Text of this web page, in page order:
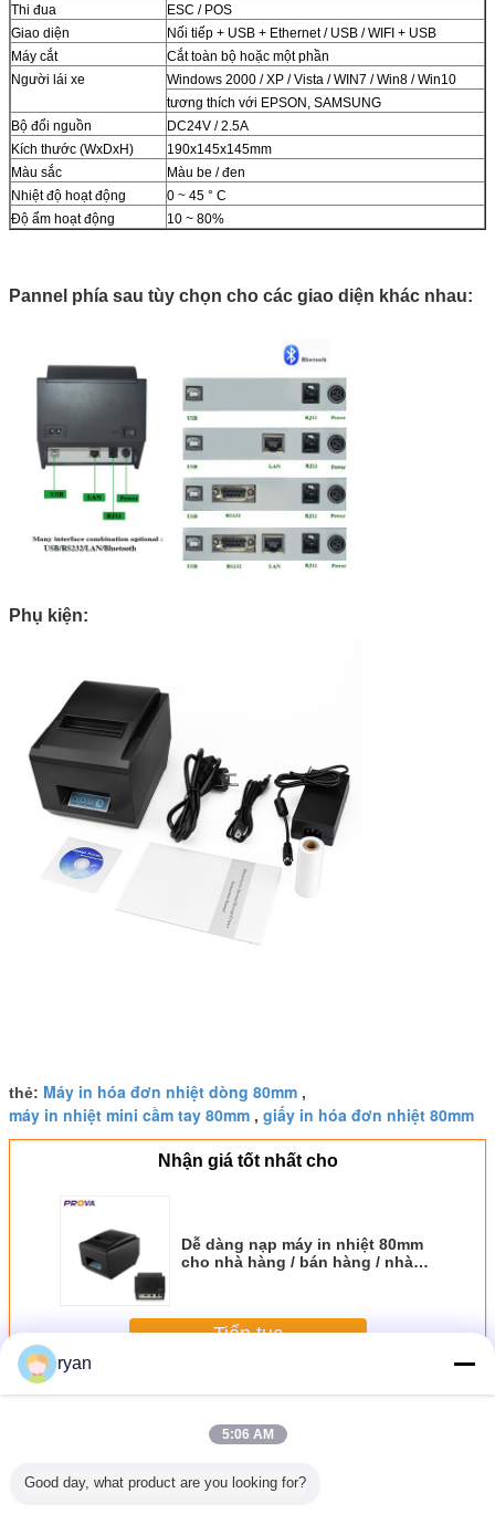
Thi đua
ESC / POS
Giao diện
Nối tiếp + USB + Ethernet / USB / WIFI + USB
Máy cắt
Cắt toàn bộ hoặc một phần
Người lái xe
Windows 2000 / XP / Vista / WIN7 / Win8 / Win10
tương thích với EPSON, SAMSUNG
Bộ đổi nguồn
DC24V / 2.5A
Kích thước (WxDxH)
190x145x145mm
Màu sắc
Màu be / đen
Nhiệt độ hoạt động
0 ~ 45 ° C
Độ ẩm hoạt động
10 ~ 80%
Pannel phía sau tùy chọn cho các giao diện khác nhau:
Phụ kiện:
thẻ: Máy in hóa đơn nhiệt dòng 80mm ,
máy in nhiệt mini cầm tay 80mm , giấy in hóa đơn nhiệt 80mm
Nhận giá tốt nhất cho
Dễ dàng nạp máy in nhiệt 80mm
cho nhà hàng / bán hàng / nhà
Tiếp tục
HơnMáy in nhiệt 80mm
ryan
5:06 AM
Good day, what product are you looking for?